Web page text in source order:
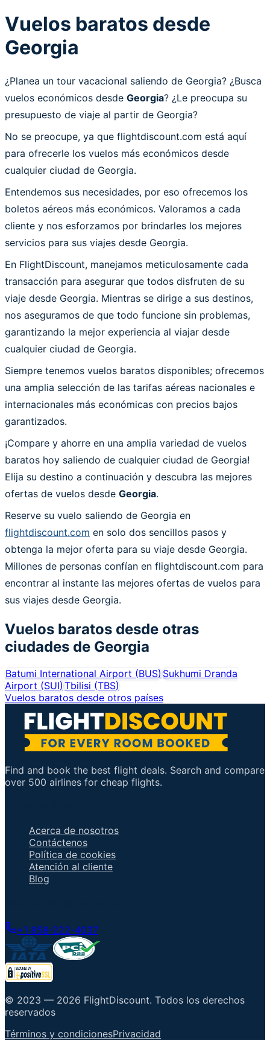
Vuelos baratos desde
Georgia
¿Planea un tour vacacional saliendo de Georgia? ¿Busca
vuelos económicos desde Georgia? ¿Le preocupa su
presupuesto de viaje al partir de Georgia?
No se preocupe, ya que flightdiscount.com está aquí
para ofrecerle los vuelos más económicos desde
cualquier ciudad de Georgia.
Entendemos sus necesidades, por eso ofrecemos los
boletos aéreos más económicos. Valoramos a cada
cliente y nos esforzamos por brindarles los mejores
servicios para sus viajes desde Georgia.
En FlightDiscount, manejamos meticulosamente cada
transacción para asegurar que todos disfruten de su
viaje desde Georgia. Mientras se dirige a sus destinos,
nos aseguramos de que todo funcione sin problemas,
garantizando la mejor experiencia al viajar desde
cualquier ciudad de Georgia.
Siempre tenemos vuelos baratos disponibles; ofrecemos
una amplia selección de las tarifas aéreas nacionales e
internacionales más económicas con precios bajos
garantizados.
¡Compare y ahorre en una amplia variedad de vuelos
baratos hoy saliendo de cualquier ciudad de Georgia!
Elija su destino a continuación y descubra las mejores
ofertas de vuelos desde Georgia.
Reserve su vuelo saliendo de Georgia en
flightdiscount.com en solo dos sencillos pasos y
obtenga la mejor oferta para su viaje desde Georgia.
Millones de personas confían en flightdiscount.com para
encontrar al instante las mejores ofertas de vuelos para
sus viajes desde Georgia.
Vuelos baratos desde otras
ciudades de Georgia
Batumi International Airport (BUS)Sukhumi Dranda
Airport (SUI)Tbilisi (TBS)
Vuelos baratos desde otros países
Find and book the best flight deals. Search and compare
over 500 airlines for cheap flights.
Acerca de nosotros
Contáctenos
Política de cookies
Atención al cliente
Blog
+1 858-222-4037
© 2023 — 2026 FlightDiscount. Todos los derechos
reservados
Términos y condicionesPrivacidad